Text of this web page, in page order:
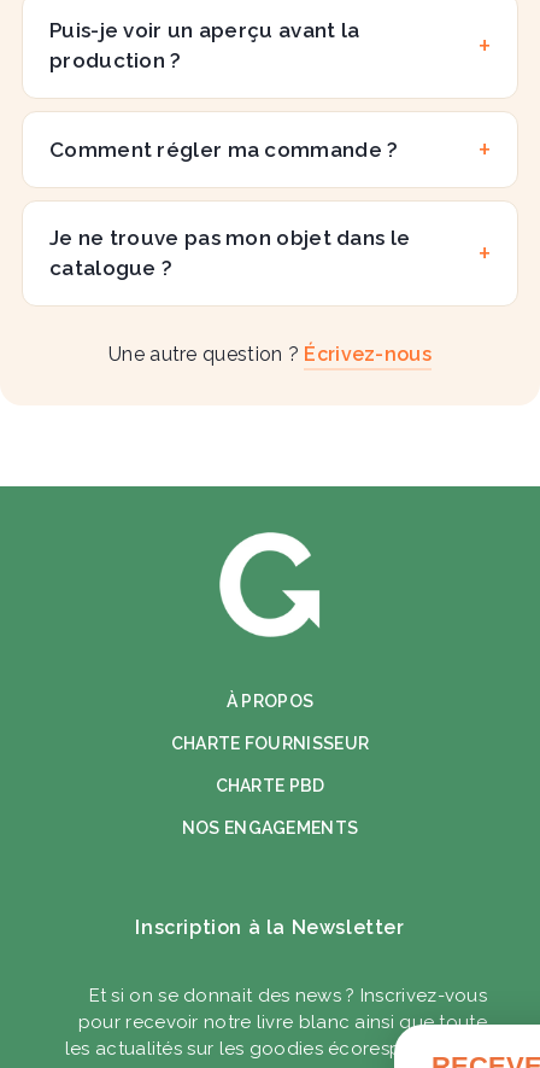
Puis-je voir un aperçu avant la
production ?
Comment régler ma commande ?
Je ne trouve pas mon objet dans le
catalogue ?
Une autre question ? Écrivez-nous
À PROPOS
CHARTE FOURNISSEUR
CHARTE PBD
NOS ENGAGEMENTS
Inscription à la Newsletter
Et si on se donnait des news ? Inscrivez-vous
pour recevoir notre livre blanc ainsi que toute
les actualités sur les goodies écoresponsables.